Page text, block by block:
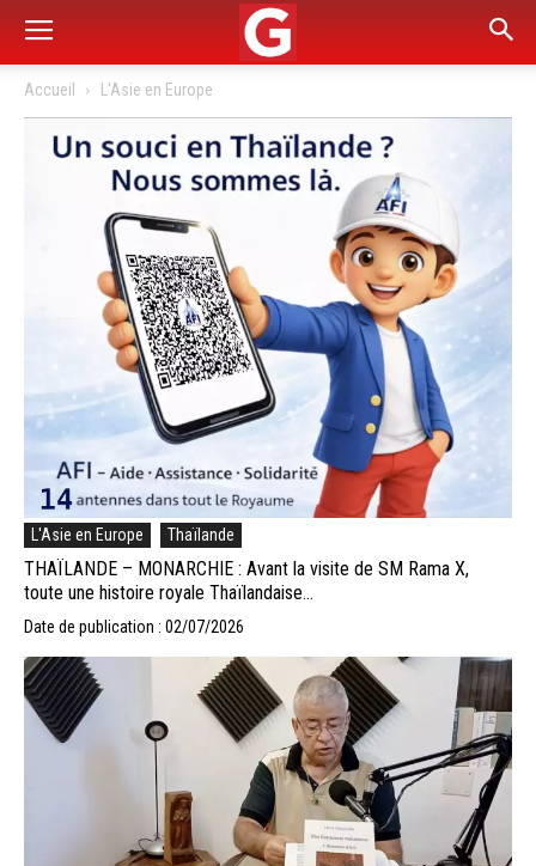
Accueil L'Asie en Europe
L'Asie en Europe Thaïlande
THAÏLANDE – MONARCHIE : Avant la visite de SM Rama X,
toute une histoire royale Thaïlandaise…
Date de publication : 02/07/2026